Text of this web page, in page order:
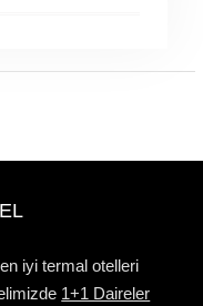
iyi termal otelleri
1+1 Daireler